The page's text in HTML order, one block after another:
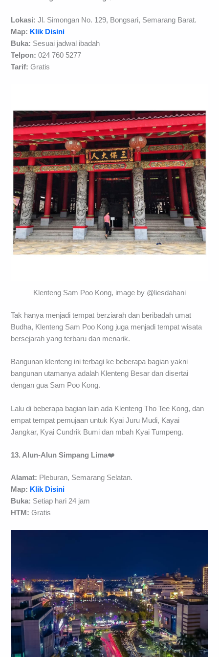
Lokasi:Jl. Simongan No. 129, Bongsari, Semarang Barat.
Map: Klik Disini
Buka: Sesuai jadwal ibadah
Telpon:024 760 5277
Tarif:Gratis
Klenteng Sam Poo Kong, image by @liesdahani
Tak hanya menjadi tempat berziarah dan beribadah umat
Budha, Klenteng Sam Poo Kong juga menjadi tempat wisata
bersejarah yang terbaru dan menarik.
Bangunan klenteng ini terbagi ke beberapa bagian yakni
bangunan utamanya adalah Klenteng Besar dan disertai
dengan gua Sam Poo Kong.
Lalu di beberapa bagian lain ada Klenteng Tho Tee Kong, dan
empat tempat pemujaan untuk Kyai Juru Mudi, Kayai
Jangkar, Kyai Cundrik Bumi dan mbah Kyai Tumpeng.
13. Alun-Alun Simpang Lima❤️
Alamat: Pleburan, Semarang Selatan.
Map: Klik Disini
Buka: Setiap hari 24 jam
HTM:Gratis